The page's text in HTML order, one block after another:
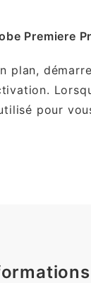
Premiere
plan,
pour